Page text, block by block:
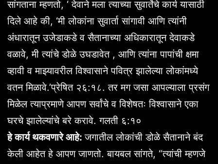
सांगताना म्हणतो, ‘ देवाने मला त्याच्या सुवार्तेचे कार्य यासाठी
दिले आहे की, ‘मी लोकांना सुवार्ता सांगावी आणि त्यांनी
अंधारातून उजेडाकडे व सैतानाच्या अधिकारातून देवाकडे
वळावे, मी त्यांचे डोळे उघडावेत , आणि त्यांना पापांची क्षमा
व्हावी व माझ्यावरील विश्वासाने पवित्र झालेल्या लोकांमध्ये
वतन मिळावे.’प्रेषित २६:१८. तर मग जसा आपल्याला प्रसंग
मिळेल त्याप्रमाणे आपण सर्वांचे व विशेषतः विश्वासाने एका
घरचे झालेल्यांचे बरे करावे. गलती ६:१०
हे कार्य थकवणारे आहे:जगातील लोकांची डोळे सैतानाने बंद
केली आहेत हे आपण जाणतो. बायबल सांगते, “त्यांची म्हणजे